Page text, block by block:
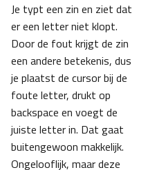
Je typt een zin en ziet dat
er een letter niet klopt.
Door de fout krijgt de zin
een andere betekenis, dus
je plaatst de cursor bij de
foute letter, drukt op
backspace en voegt de
juiste letter in. Dat gaat
buitengewoon makkelijk.
Ongelooflijk, maar deze